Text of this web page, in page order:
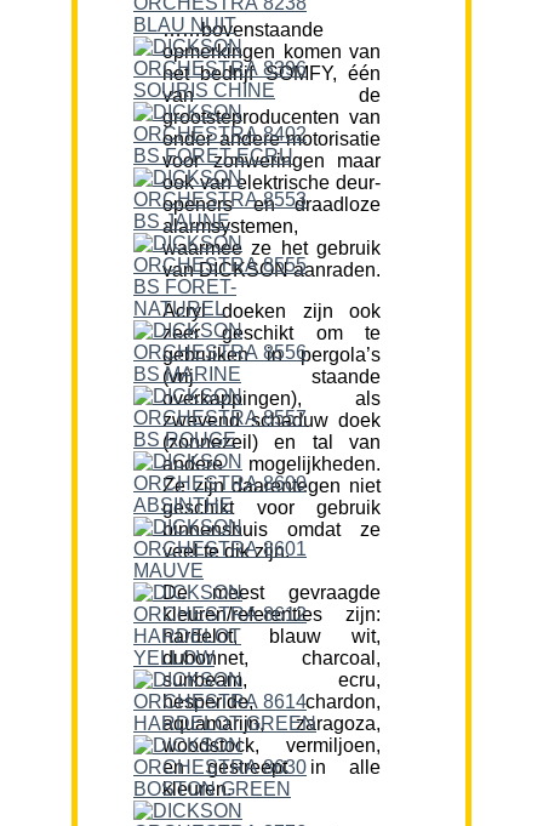
……bovenstaande
opmerkingen komen van
het bedrijf SOMFY, één
van de
grootsteproducenten van
onder andere motorisatie
voor zonweringen maar
ook van elektrische deur-
openers en draadloze
alarmsystemen,
waarmee ze het gebruik
van DICKSON aanraden.
Acryl doeken zijn ook
zeer geschikt om te
gebruiken in pergola’s
(vrij staande
overkappingen), als
zwevend schaduw doek
(zonnezeil) en tal van
andere mogelijkheden.
Ze zijn daarentegen niet
geschikt voor gebruik
binnenshuis omdat ze
veel te dik zijn.
De meest gevraagde
kleuren/referenties zijn:
hardelot, blauw wit,
dubonnet, charcoal,
sunbeam, ecru,
hesperide, chardon,
aquamarijn, zaragoza,
woodstock, vermiljoen,
en gestreept in alle
kleuren.